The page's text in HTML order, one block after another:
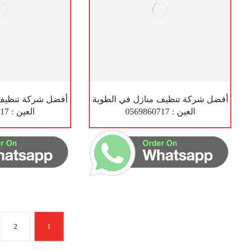
أفضل شركة تنظيف منازل في الطوية
العين : 0569860717
أفضل شركة
العين : 0569860717
1
2